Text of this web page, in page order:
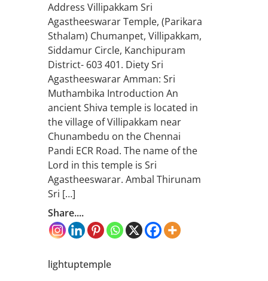
Address Villipakkam Sri
Agastheeswarar Temple, (Parikara
Sthalam) Chumanpet, Villipakkam,
Siddamur Circle, Kanchipuram
District- 603 401. Diety Sri
Agastheeswarar Amman: Sri
Muthambika Introduction An
ancient Shiva temple is located in
the village of Villipakkam near
Chunambedu on the Chennai
Pandi ECR Road. The name of the
Lord in this temple is Sri
Agastheeswarar. Ambal Thirunam
Sri […]
Share....
lightuptemple